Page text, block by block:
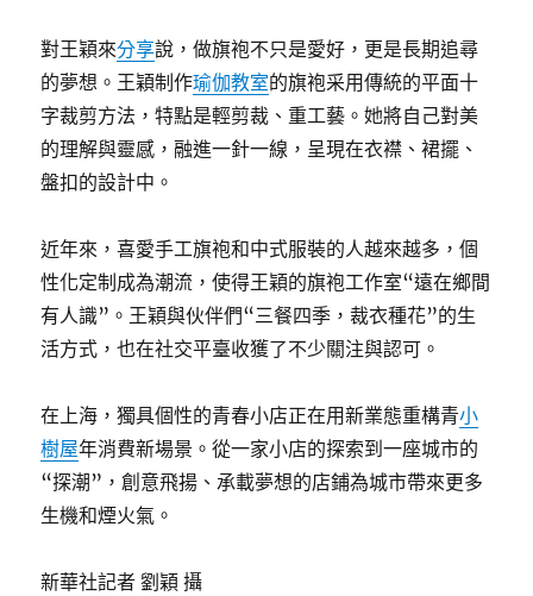
對王穎來分享說，做旗袍不只是愛好，更是長期追尋
的夢想。王穎制作瑜伽教室的旗袍采用傳統的平面十
字裁剪方法，特點是輕剪裁、重工藝。她將自己對美
的理解與靈感，融進一針一線，呈現在衣襟、裙擺、
盤扣的設計中。
近年來，喜愛手工旗袍和中式服裝的人越來越多，個
性化定制成為潮流，使得王穎的旗袍工作室“遠在鄉間
有人識”。王穎與伙伴們“三餐四季，裁衣種花”的生
活方式，也在社交平臺收獲了不少關注與認可。
在上海，獨具個性的青春小店正在用新業態重構青小
樹屋年消費新場景。從一家小店的探索到一座城市的
“探潮”，創意飛揚、承載夢想的店鋪為城市帶來更多
生機和煙火氣。
新華社記者 劉穎 攝